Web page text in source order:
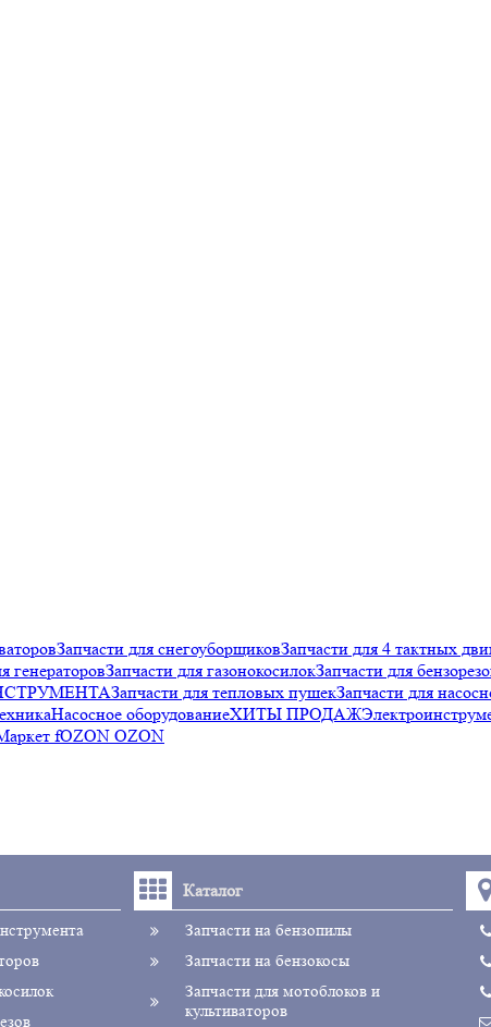
Запчасти для снегоуборщиковЗапчасти для 4 тактных
генераторовЗапчасти для газонокосилокЗапчасти для
Запчасти для тепловых пушекЗапчасти для
Насосное оборудованиеХИТЫ ПРОДАЖ
fOZON OZON
Каталог
Запчасти на бензопилы
Запчасти на бензокосы
Запчасти для мотоблоков и
культиваторов